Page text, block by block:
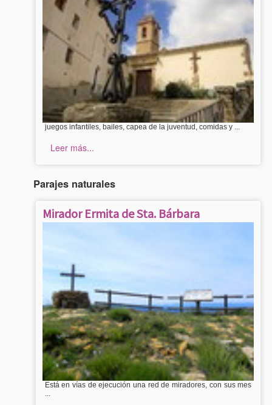
juegos infantiles, bailes, capea de la juventud, comidas y ...
Leer más...
Parajes naturales
Mirador Ermita de Sta. Bárbara
Está en vías de ejecución una red de miradores, con sus mes
...